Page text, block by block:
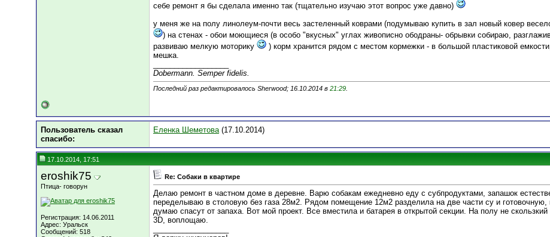
себе ремонт я бы сделала именно так (тщательно изучаю этот вопрос уже давно)
у меня же на полу линолеум-почти весь застеленный коврами (подумываю купить в зал новый ковер
) на стенах - обои моющиеся (в особо "вкусных" углах живописно ободраны- обрывки собираю,
развиваю мелкую моторику
) корм хранится рядом с местом кормежки - в большой пластиковой
мешка.
Dobermann. Semper fidelis.
Последний раз редактировалось Sherwood; 16.10.2014 в 21:29
Пользователь сказал
cпасибо:
Еленка Шеметова(17.10.2014)
17.10.2014, 17:51
eroshik75
Птица- говорун
Регистрация: 14.06.2011
Адрес: Уральск
Сообщений: 518
Re: Собаки в квартире
Делаю ремонт в частном доме в деревне. Варю собакам ежедневно еду с субпродуктами, запашок
переделываю в столовую без газа 28м2. Рядом помещение 12м2 разделила на две части су и готовочную,
думаю спасут от запаха. Вот мой проект. Все вместила и батарея в открытой секции. На полу не скользкий
3D, воплощаю.